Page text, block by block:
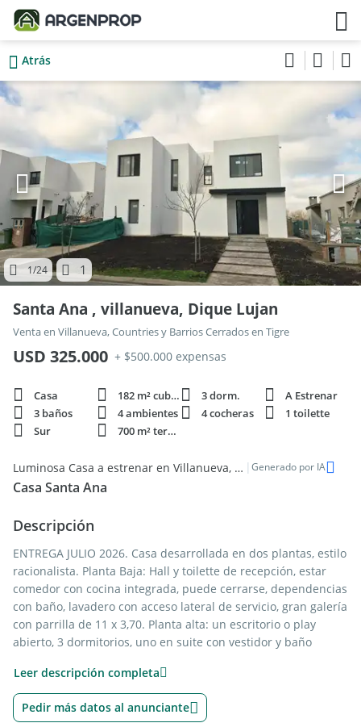
Atrás
1/24 1
Santa Ana , villanueva, Dique Lujan
Venta en Villanueva, Countries y Barrios Cerrados en Tigre
USD 325.000 + $500.000 expensas
Casa 182 m² cubie. 3 dorm.
A Estrenar
3 baños
4 ambientes 4 cocheras
1 toilette
Sur
700 m² terren.
Luminosa Casa a estrenar en Villanueva, Dique Luján - Disponible en Venta | Generado por IA
Casa Santa Ana
Descripción
ENTREGA JULIO 2026. Casa desarrollada en dos plantas, estilo
racionalista. Planta Baja: Hall y toilette de recepción, estar
comedor con cocina integrada, puede cerrarse, dependencias
con baño, lavadero con acceso lateral de servicio, gran galería
con parrilla de 11 x 3,70. Planta alta: un escritorio o play
abierto, 3 dormitorios, uno en suite con vestidor y baño
Paredes interiores terminación de yeso y pintura látex.
Galería con pérgola cubierta, parrilla y mesada con bacha
Pisos porcelanato de primera calidad de 80x80. Puerta
Leer descripción completa
Pedir más datos al anunciante